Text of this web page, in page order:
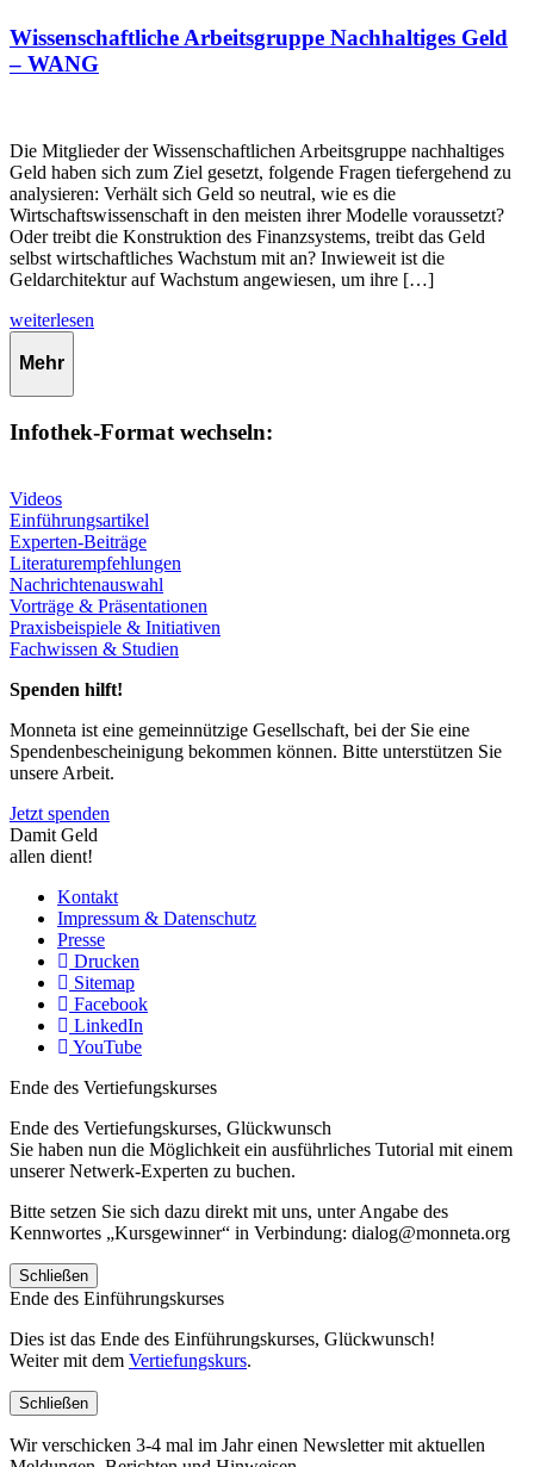
Wissenschaftliche Arbeitsgruppe Nachhaltiges Geld
– WANG
Die Mitglieder der Wissenschaftlichen Arbeitsgruppe nachhaltiges
Geld haben sich zum Ziel gesetzt, folgende Fragen tiefergehend zu
analysieren: Verhält sich Geld so neutral, wie es die
Wirtschaftswissenschaft in den meisten ihrer Modelle voraussetzt?
Oder treibt die Konstruktion des Finanzsystems, treibt das Geld
selbst wirtschaftliches Wachstum mit an? Inwieweit ist die
Geldarchitektur auf Wachstum angewiesen, um ihre […]
weiterlesen
Mehr
Infothek-Format wechseln:
Videos
Einführungsartikel
Experten-Beiträge
Literaturempfehlungen
Nachrichtenauswahl
Vorträge & Präsentationen
Praxisbeispiele & Initiativen
Fachwissen & Studien
Spenden hilft!
Monneta ist eine gemeinnützige Gesellschaft, bei der Sie eine
Spendenbescheinigung bekommen können. Bitte unterstützen Sie
unsere Arbeit.
Jetzt spenden
Damit Geld
allen dient!
Kontakt
Impressum & Datenschutz
Presse
Drucken
Sitemap
Facebook
LinkedIn
YouTube
Ende des Vertiefungskurses
Ende des Vertiefungskurses, Glückwunsch
Sie haben nun die Möglichkeit ein ausführliches Tutorial mit einem
unserer Netwerk-Experten zu buchen.
Bitte setzen Sie sich dazu direkt mit uns, unter Angabe des
Kennwortes „Kursgewinner“ in Verbindung: dialog@monneta.org
Schließen
Ende des Einführungskurses
Dies ist das Ende des Einführungskurses, Glückwunsch!
Weiter mit dem Vertiefungskurs.
Schließen
Wir verschicken 3-4 mal im Jahr einen Newsletter mit aktuellen